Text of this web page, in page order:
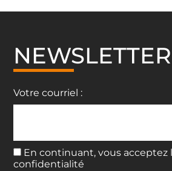
NEWSLETTER
Votre courriel :
En continuant, vous acceptez
confidentialité